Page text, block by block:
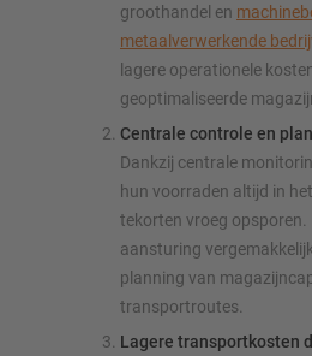
groothandel en
metaalverwerkende
lagere operationele
geoptimaliseerde
Centrale controle en
Dankzij centrale
hun voorraden altijd in
tekorten vroeg opsporen.
aansturing
planning van
transportroutes.
Lagere transportkosten